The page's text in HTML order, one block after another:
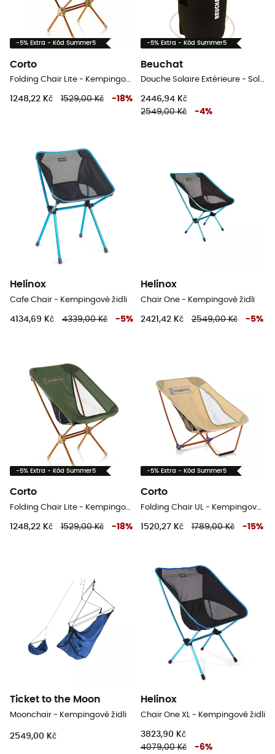
-5% Extra - Kód Summer5
Corto
Folding Chair Lite - Kempingové židli
1248,22 Kč 1529,00 Kč -18%
-5% Extra - Kód Summer5
Beuchat
Douche Solaire Extérieure - Solární sprcha
2446,94 Kč
2549,00 Kč
-4%
Helinox
Cafe Chair - Kempingové židli
4134,69 Kč 4339,00 Kč -5%
Helinox
Chair One - Kempingové židli
2421,42 Kč 2549,00 Kč -5%
-5% Extra - Kód Summer5
Corto
Folding Chair Lite - Kempingové židli
1248,22 Kč 1529,00 Kč -18%
-5% Extra - Kód Summer5
Corto
Folding Chair UL - Kempingové židli
1520,27 Kč 1789,00 Kč -15%
Ticket to the Moon
Moonchair - Kempingové židli
2549,00 Kč
Helinox
Chair One XL - Kempingové židli
3823,90 Kč
4079,00 Kč
-6%